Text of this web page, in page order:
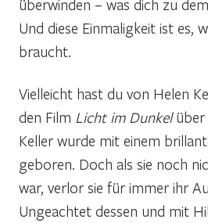
überwinden – was dich zu
Und diese Einmaligkeit ist es,
braucht.
Vielleicht hast du von Helen
den Film Licht im Dunkelüber
Keller wurde mit einem
geboren. Doch als sie noch
war, verlor sie für immer ihr
Ungeachtet dessen und mit